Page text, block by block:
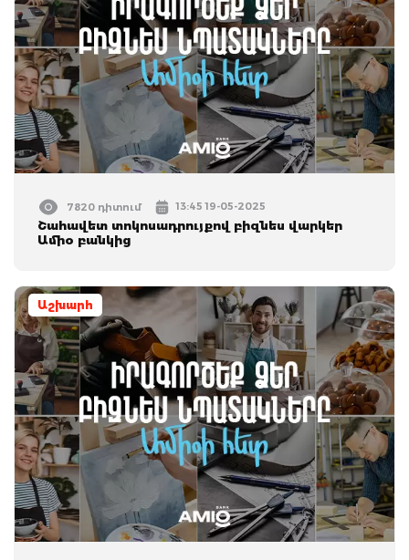
7820 դիտում 13:45 19-05-2025
Շահավետ տոկոսադրույքով բիզնես վարկեր
Ամիօ բանկից
Աշխարհ